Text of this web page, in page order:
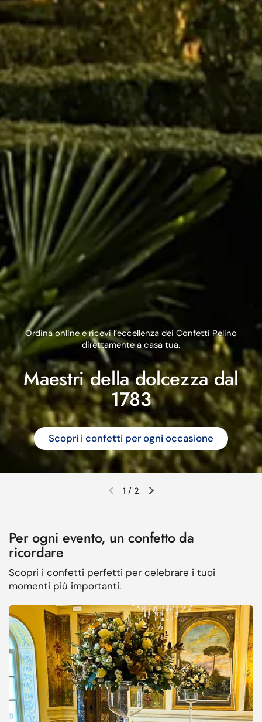
Ordina online e ricevi l’eccellenza dei Confetti Pelino
direttamente a casa tua.
Maestri della dolcezza dal
1783
Scopri i confetti per ogni occasione
Diapositiva precedente
Diapositiva successiva
1 / 2
Per ogni evento, un confetto da
ricordare
Scopri i confetti perfetti per celebrare i tuoi
momenti più importanti.